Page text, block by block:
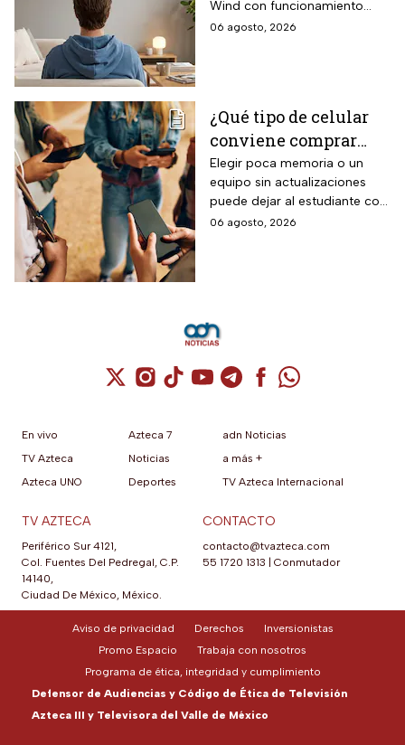
tonelada con WiFi y
$3,500 de descuento
Wind con funcionamiento
bidireccional frío y calor
capacidad de gestión
mediante inteligencia artificial
con modo AI Auto Cooling
que ajusta automáticamente
el rendimiento según
06 agosto, 2026
¿Qué tipo de celular
conviene comprar
para el regreso a
clases? La guía según
el nivel escolar
Elegir poca memoria o un
equipo sin actualizaciones
puede dejar al estudiante con
un celular lento e
06 agosto, 2026
Cuenta de X / Twitter (se abre en una
Cuenta de Instagram (se abre en una
Cuenta de TikTok (se abre en
Cuenta de YouTube (se abre
Cuenta de Telegram (se
Cuenta de
Cuenta de
En vivo
TV Azteca
Azteca UNO
Azteca 7
Noticias
Deportes
adn Noticias
a más +
TV Azteca Internacional
TV AZTECA
Periférico Sur 4121,
Col. Fuentes Del Pedregal, C.P.
14140,
Ciudad De México, México.
CONTACTO
contacto@tvazteca.com
55 1720 1313
Conmutador
Aviso de privacidad Derechos
Inversionistas
Promo Espacio
Trabaja con nosotros
Programa de ética, integridad y cumplimiento
Defensor de Audiencias y Código de Ética de Televisión
Azteca III y Televisora del Valle de México